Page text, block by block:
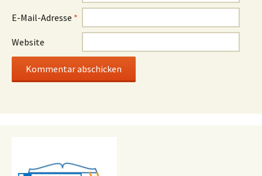
E-Mail-Adresse *
Website